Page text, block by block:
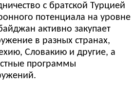
с братской Турцией
потенциала на уровне
активно закупает
в разных странах,
Словакию и другие, а
программы